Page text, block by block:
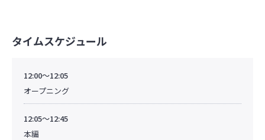
タイムスケジュール
12:00～12:05
オープニング
12:05～12:45
本編